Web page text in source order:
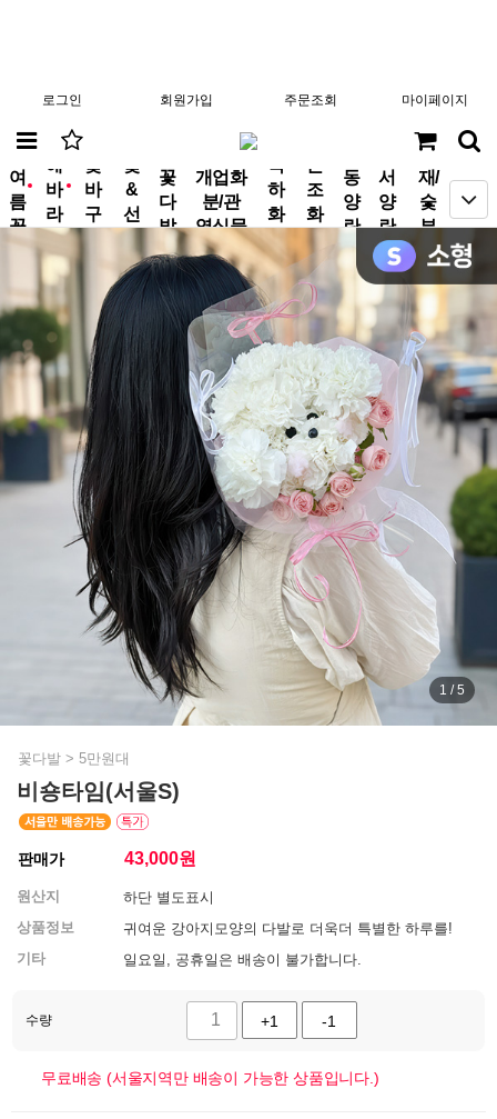
로그인 회원가입 주문조회 마이페이지
new
여
름
꽃
new
해
바
라
기
꽃
바
구
꽃
&
선
꽃
다
발
개업화
분/관
엽식물
축
하
화
근
조
화
동
양
란
서
양
란
분
재/
숯
부
작
1 / 5
꽃다발 > 5만원대
비숑타임(서울S)
판매가 43,000원
원산지
하단 별도표시
상품정보
귀여운 강아지모양의 다발로 더욱더 특별한 하루를!
기타
일요일, 공휴일은 배송이 불가합니다.
수량 +1 -1
무료배송 (서울지역만 배송이 가능한 상품입니다.)